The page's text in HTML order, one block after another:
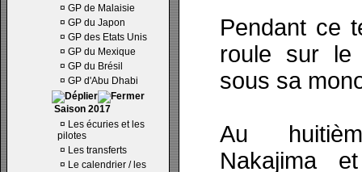
¤ GP de Malaisie
¤ GP du Japon
¤ GP des Etats Unis
¤ GP du Mexique
¤ GP du Brésil
¤ GP d'Abu Dhabi
Saison 2017
¤ Les écuries et les
pilotes
¤ Les transferts
¤ Le calendrier / les
Pendant ce
roule sur
sous sa
Au
Nakajima